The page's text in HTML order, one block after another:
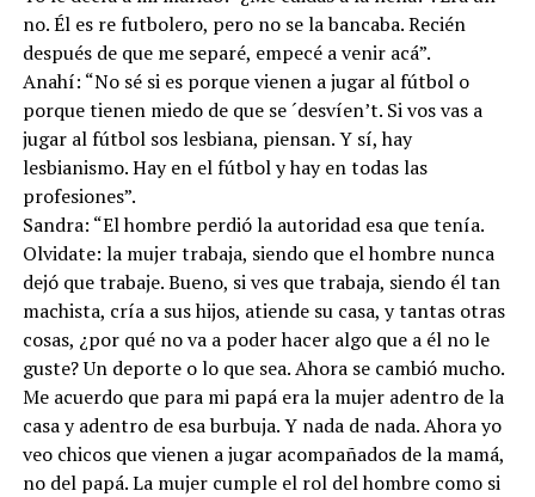
no. Él es re futbolero, pero no se la bancaba. Recién
después de que me separé, empecé a venir acá”.
Anahí: “No sé si es porque vienen a jugar al fútbol o
porque tienen miedo de que se ´desvíen’t. Si vos vas a
jugar al fútbol sos lesbiana, piensan. Y sí, hay
lesbianismo. Hay en el fútbol y hay en todas las
profesiones”.
Sandra: “El hombre perdió la autoridad esa que tenía.
Olvidate: la mujer trabaja, siendo que el hombre nunca
dejó que trabaje. Bueno, si ves que trabaja, siendo él tan
machista, cría a sus hijos, atiende su casa, y tantas otras
cosas, ¿por qué no va a poder hacer algo que a él no le
guste? Un deporte o lo que sea. Ahora se cambió mucho.
Me acuerdo que para mi papá era la mujer adentro de la
casa y adentro de esa burbuja. Y nada de nada. Ahora yo
veo chicos que vienen a jugar acompañados de la mamá,
no del papá. La mujer cumple el rol del hombre como si